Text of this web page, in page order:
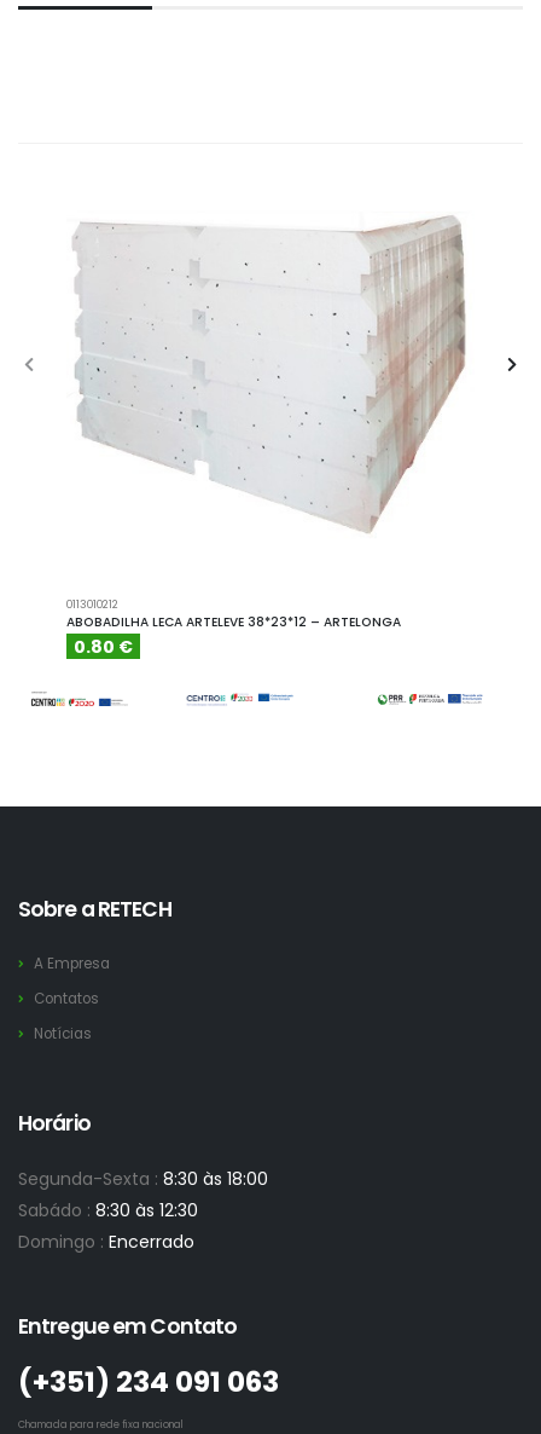
0113010212
ABOBADILHA LECA ARTELEVE 38*23*12 – ARTELONGA
0.80 €
Sobre a RETECH
A Empresa
Contatos
Notícias
Horário
Segunda-Sexta : 8:30 às 18:00
Sabádo : 8:30 às 12:30
Domingo : Encerrado
Entregue em Contato
(+351)­ 234 091 063
Chamada para rede fixa nacional